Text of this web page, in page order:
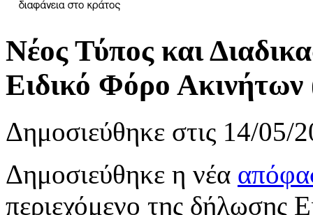
Νέος Τύπος και
Ειδικό Φόρο
Δημοσιεύθηκε στις 14/05/
Δημοσιεύθηκε η νέα
περιεχόμενο της δήλωσης